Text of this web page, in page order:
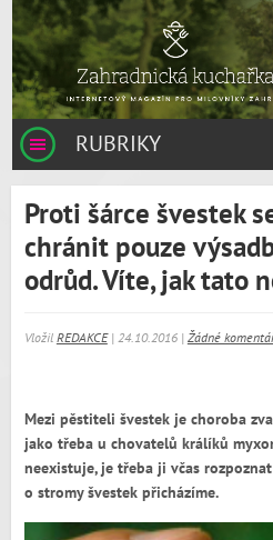
RUBRIKY
Proti šárce švestek
chránit pouze
odrůd. Víte, jak tato
Vložil REDAKCE| 24.10.2016 | Žádné
Mezi pěstiteli švestek je choroba
jako třeba u chovatelů králíků
neexistuje, je třeba ji včas
o stromy švestek přicházíme.